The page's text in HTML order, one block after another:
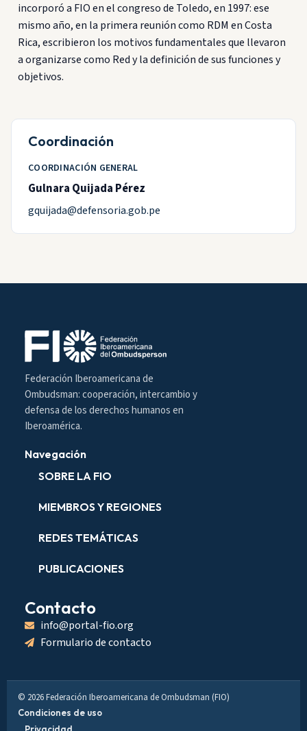
incorporó a FIO en el congreso de Toledo, en 1997: ese
mismo año, en la primera reunión como RDM en Costa
Rica, escribieron los motivos fundamentales que llevaron
a organizarse como Red y la definición de sus funciones y
objetivos.
Coordinación
COORDINACIÓN GENERAL
Gulnara Quijada Pérez
gquijada@defensoria.gob.pe
Federación Iberoamericana de
Ombudsman: cooperación, intercambio y
defensa de los derechos humanos en
Iberoamérica.
Navegación
SOBRE LA FIO
MIEMBROS Y REGIONES
REDES TEMÁTICAS
PUBLICACIONES
Contacto
info@portal-fio.org
Formulario de contacto
© 2026 Federación Iberoamericana de Ombudsman (FIO)
Condiciones de uso